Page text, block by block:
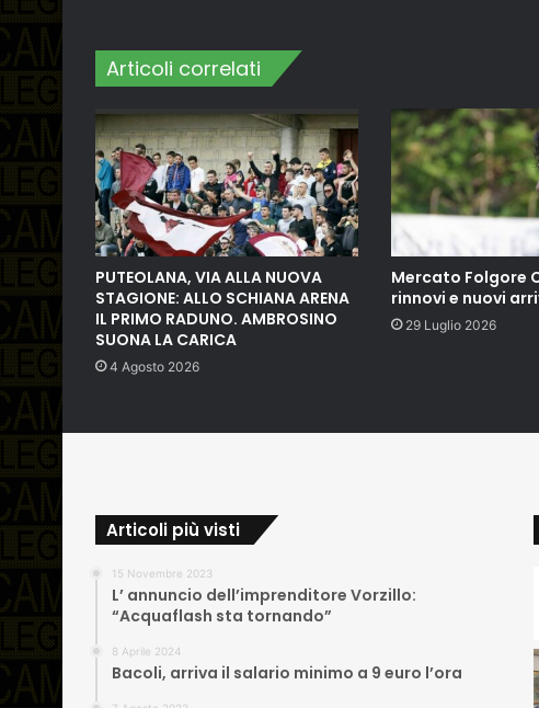
Articoli correlati
PUTEOLANA, VIA ALLA NUOVA
STAGIONE: ALLO SCHIANA ARENA
IL PRIMO RADUNO. AMBROSINO
SUONA LA CARICA
4 Agosto 2026
Mercato Folgore
rinnovi e nuovi
29 Luglio 2026
Articoli più visti
15 Novembre 2023
L’ annuncio dell’imprenditore Vorzillo:
“Acquaflash sta tornando”
8 Aprile 2024
Bacoli, arriva il salario minimo a 9 euro l’ora